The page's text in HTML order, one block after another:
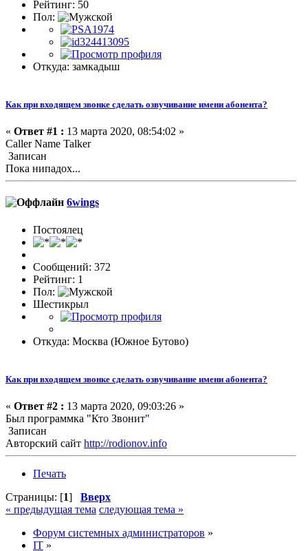
Рейтинг: 50
Пол:
Откуда: замкадыш
Как при входящем звонке сделать озвучивание имени абонента?
« Ответ #1 : 13 марта 2020, 08:54:02 »
Caller Name Talker
Записан
Пока нипадох...
6wings
Постоялец
Сообщений: 372
Рейтинг: 1
Пол:
Шестикрыл
Откуда: Москва (Южное Бутово)
Как при входящем звонке сделать озвучивание имени абонента?
« Ответ #2 : 13 марта 2020, 09:03:26 »
Был программка "Кто Звонит"
Записан
Авторский сайт http://rodionov.info
Печать
Страницы: [1] Вверх
« предыдущая тема следующая тема »
Форум системных администраторов »
IT »